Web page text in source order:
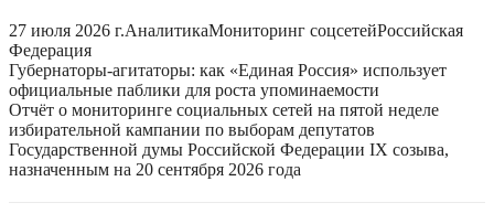
27 июля 2026 г.АналитикаМониторинг соцсетейРоссийская
Федерация
Губернаторы-агитаторы: как «Единая Россия» использует
официальные паблики для роста упоминаемости
Отчёт о мониторинге социальных сетей на пятой неделе
избирательной кампании по выборам депутатов
Государственной думы Российской Федерации IX созыва,
назначенным на 20 сентября 2026 года